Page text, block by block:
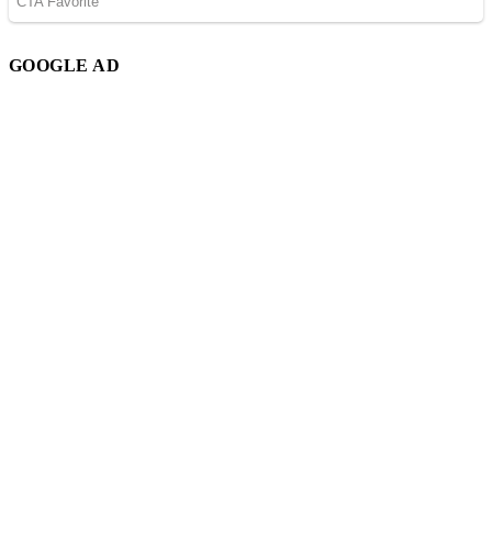
GOOGLE AD